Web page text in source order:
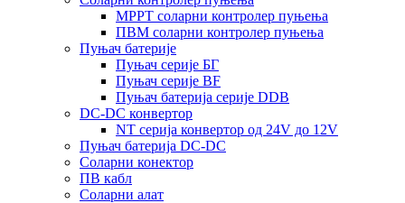
MPPT соларни контролер пуњења
ПВМ соларни контролер пуњења
Пуњач батерије
Пуњач серије БГ
Пуњач серије BF
Пуњач батерија серије DDB
DC-DC конвертор
NT серија конвертор од 24V до 12V
Пуњач батерија DC-DC
Соларни конектор
ПВ кабл
Соларни алат